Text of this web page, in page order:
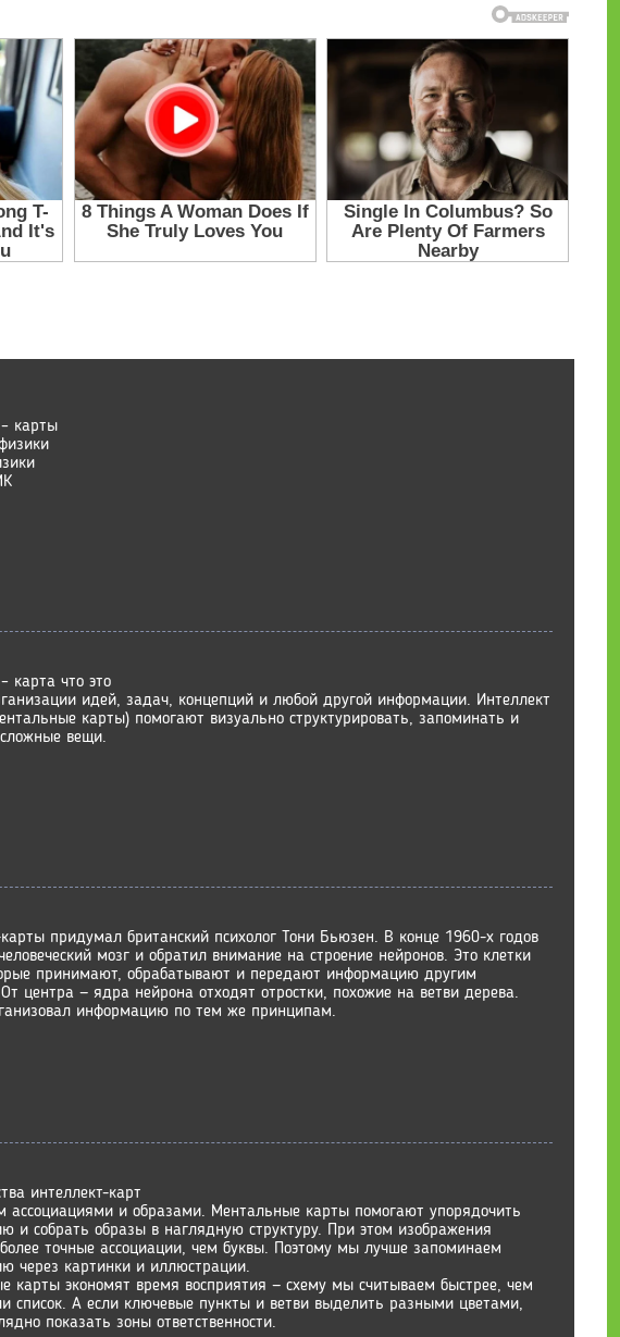
карты
карта что это
идей, задач, концепций и любой другой информации. Интеллект
карты) помогают визуально структурировать, запоминать и
вещи.
карты придумал британский психолог Тони Бьюзен. В конце 1960-х годов
мозг и обратил внимание на строение нейронов. Это клетки
принимают, обрабатывают и передают информацию другим
центра — ядра нейрона отходят отростки, похожие на ветви дерева.
информацию по тем же принципам.
интеллект-карт
и образами. Ментальные карты помогают упорядочить
и собрать образы в наглядную структуру. При этом изображения
точные ассоциации, чем буквы. Поэтому мы лучше запоминаем
через картинки и иллюстрации.
карты экономят время восприятия — схему мы считываем быстрее, чем
список. А если ключевые пункты и ветви выделить разными цветами,
показать зоны ответственности.